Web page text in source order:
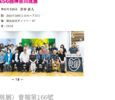
展）會報第166號